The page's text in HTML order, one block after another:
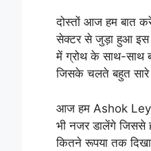
दोस्तों आज हम बात
सेक्टर से जुड़ा हुआ इस
में ग्रोथ के साथ-साथ
जिसके चलते बहुत सारे
आज हम Ashok
भी नजर डालेंगे जिससे
कितने रूपया तक